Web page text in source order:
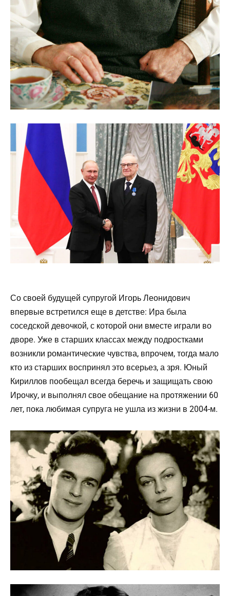
Со своей будущей супругой Игорь Леонидович
впервые встретился еще в детстве: Ира была
соседской девочкой, с которой они вместе играли во
дворе. Уже в старших классах между подростками
возникли романтические чувства, впрочем, тогда мало
кто из старших воспринял это всерьез, а зря. Юный
Кириллов пообещал всегда беречь и защищать свою
Ирочку, и выполнял свое обещание на протяжении 60
лет, пока любимая супруга не ушла из жизни в 2004-м.